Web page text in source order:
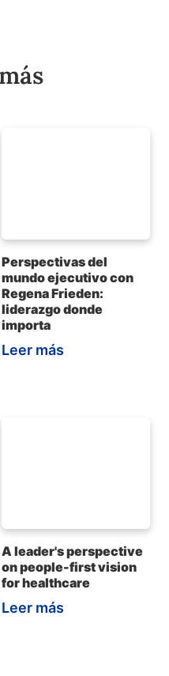
Perspectivas del
mundo ejecutivo con
Regena Frieden:
liderazgo donde
importa
Leer más
A leader's perspective
on people-first vision
for healthcare
Leer más